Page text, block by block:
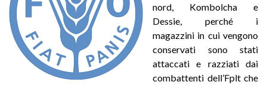
nord, Kombolcha e
Dessie, perché i
magazzini in cui vengono
conservati sono stati
attaccati e razziati dai
combattenti dell’Fplt che